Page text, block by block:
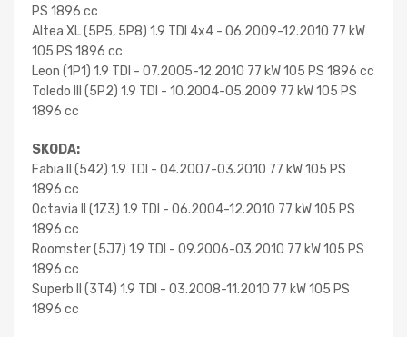
PS 1896 cc
Altea XL (5P5, 5P8) 1.9 TDI 4x4 - 06.2009-12.2010 77 kW
105 PS 1896 cc
Leon (1P1) 1.9 TDI - 07.2005-12.2010 77 kW 105 PS 1896 cc
Toledo III (5P2) 1.9 TDI - 10.2004-05.2009 77 kW 105 PS
1896 cc
SKODA:
Fabia II (542) 1.9 TDI - 04.2007-03.2010 77 kW 105 PS
1896 cc
Octavia II (1Z3) 1.9 TDI - 06.2004-12.2010 77 kW 105 PS
1896 cc
Roomster (5J7) 1.9 TDI - 09.2006-03.2010 77 kW 105 PS
1896 cc
Superb II (3T4) 1.9 TDI - 03.2008-11.2010 77 kW 105 PS
1896 cc